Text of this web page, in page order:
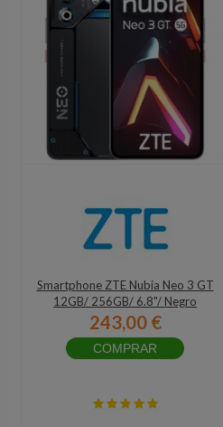
Smartphone ZTE Nubia Neo 3 GT
12GB/ 256GB/ 6.8"/ Negro
243,00 €
COMPRAR